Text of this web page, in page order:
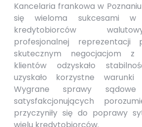
Kancelaria frankowa w
się wieloma sukcesami
kredytobiorców
profesjonalnej
skutecznym negocjacjom z
klientów odzyskało
uzyskało korzystne warunki
Wygrane sprawy
satysfakcjonujących
przyczyniły się do poprawy